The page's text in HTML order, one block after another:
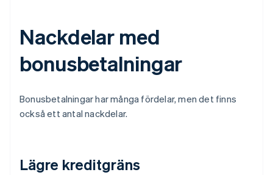
Nackdelar med
bonusbetalningar
Bonusbetalningar har många fördelar, men det finns
också ett antal nackdelar.
Lägre kreditgräns